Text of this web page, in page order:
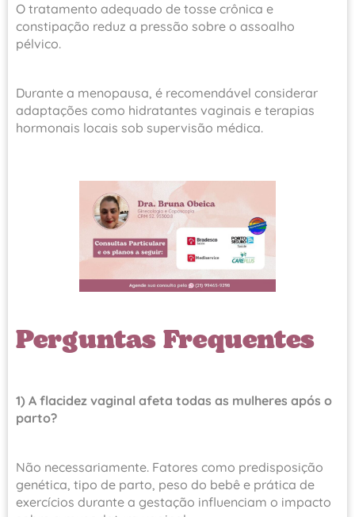
O tratamento adequado de tosse crônica e
constipação reduz a pressão sobre o assoalho
pélvico.
Durante a menopausa, é recomendável considerar
adaptações como hidratantes vaginais e terapias
hormonais locais sob supervisão médica.
Perguntas Frequentes
1) A flacidez vaginal afeta todas as mulheres após o
parto?
Não necessariamente. Fatores como predisposição
genética, tipo de parto, peso do bebê e prática de
exercícios durante a gestação influenciam o impacto